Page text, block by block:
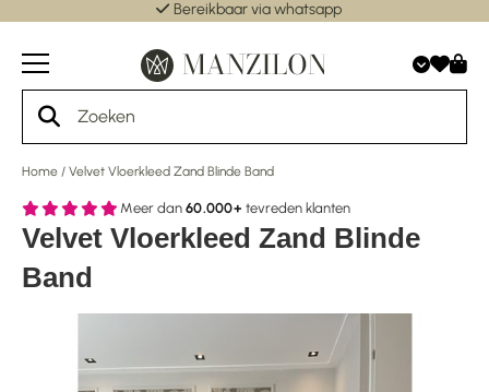
Bereikbaar via whatsapp
Home / Velvet Vloerkleed Zand Blinde Band
Meer dan 60.000+ tevreden klanten
Velvet Vloerkleed Zand Blinde
Band